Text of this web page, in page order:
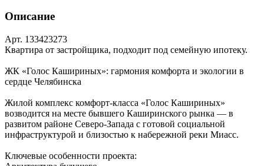
Описание
Арт. 133423273
Квартира от застройщика, подходит под семейную ипотеку.
ЖК «Голос Кашириных»: гармония комфорта и экологии в
сердце Челябинска
Жилой комплекс комфорт‑класса «Голос Кашириных»
возводится на месте бывшего Каширинского рынка — в
развитом районе Северо‑Запада с готовой социальной
инфраструктурой и близостью к набережной реки Миасс.
Ключевые особенности проекта: